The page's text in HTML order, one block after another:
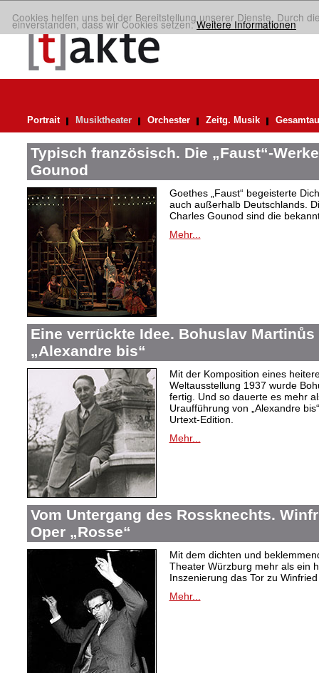
Cookies helfen uns bei der Bereitstellung unserer Dienste. Durch
einverstanden, dass wir Cookies setzen.Weitere Informationen
Portrait Musiktheater Orchester Zeitg. Musik
Typisch französisch. Die „Faust“-
Gounod
Goethes „Faust“ begeisterte
auch außerhalb Deutschlands.
Charles Gounod sind die
Mehr...
Eine verrückte Idee. Bohuslav
„Alexandre bis“
Mit der Komposition eines
Weltausstellung 1937 wurde
fertig. Und so dauerte es mehr
Uraufführung von „Alexandre
Urtext-Edition.
Mehr...
Vom Untergang des Rossknechts.
Oper „Rosse“
Mit dem dichten und
Theater Würzburg mehr als ein
Inszenierung das Tor zu
Mehr...